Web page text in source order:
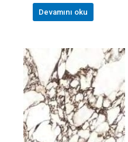
Devamını oku